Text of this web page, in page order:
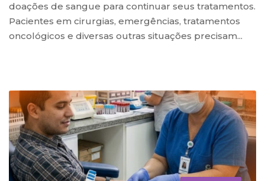
doações de sangue para continuar seus tratamentos.
Pacientes em cirurgias, emergências, tratamentos
oncológicos e diversas outras situações precisam...